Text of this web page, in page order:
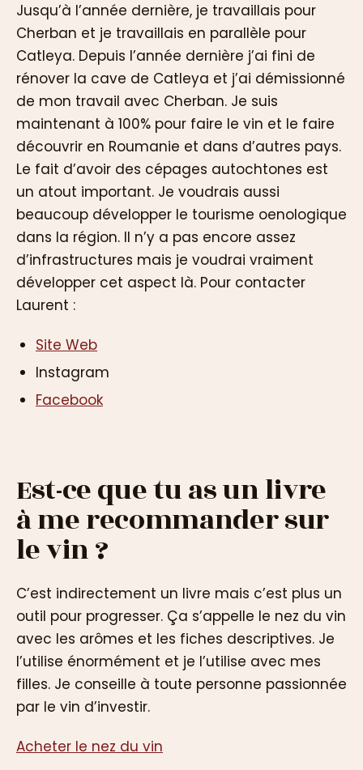
Jusqu’à l’année dernière, je travaillais pour
Cherban et je travaillais en parallèle pour
Catleya. Depuis l’année dernière j’ai fini de
rénover la cave de Catleya et j’ai démissionné
de mon travail avec Cherban. Je suis
maintenant à 100% pour faire le vin et le faire
découvrir en Roumanie et dans d’autres pays.
Le fait d’avoir des cépages autochtones est
un atout important. Je voudrais aussi
beaucoup développer le tourisme oenologique
dans la région. Il n’y a pas encore assez
d’infrastructures mais je voudrai vraiment
développer cet aspect là. Pour contacter
Laurent :
Site Web
Instagram
Facebook
Est-ce que tu as un livre
à me recommander sur
le vin ?
C’est indirectement un livre mais c’est plus un
outil pour progresser. Ça s’appelle le nez du vin
avec les arômes et les fiches descriptives. Je
l’utilise énormément et je l’utilise avec mes
filles. Je conseille à toute personne passionnée
par le vin d’investir.
Acheter le nez du vin